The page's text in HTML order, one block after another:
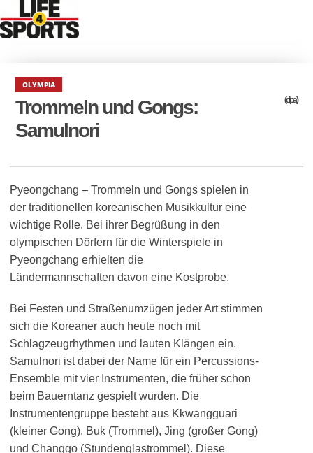
OLYMPIA
Trommeln und Gongs:
Samulnori
(dpa)
Pyeongchang – Trommeln und Gongs spielen in
der traditionellen koreanischen Musikkultur eine
wichtige Rolle. Bei ihrer Begrüßung in den
olympischen Dörfern für die Winterspiele in
Pyeongchang erhielten die
Ländermannschaften davon eine Kostprobe.
Bei Festen und Straßenumzügen jeder Art stimmen
sich die Koreaner auch heute noch mit
Schlagzeugrhythmen und lauten Klängen ein.
Samulnori ist dabei der Name für ein Percussions-
Ensemble mit vier Instrumenten, die früher schon
beim Bauerntanz gespielt wurden. Die
Instrumentengruppe besteht aus Kkwangguari
(kleiner Gong), Buk (Trommel), Jing (großer Gong)
und Changgo (Stundenglastrommel). Diese